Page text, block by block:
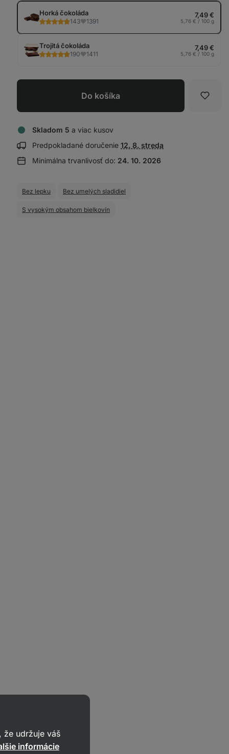
Horká čokoláda
143 1391
7,49 €
5,76 € / 100 g
Trojitá čokoláda
190 1411
7,49 €
5,76 € / 100 g
Do košíka
Skladom 5 a viac kusov
Predpokladané doručenie Zobraziť
o doručení:
12. 8. streda
Minimálna trvanlivosť do: 24. 10. 2026
Bez lepku Bez umelých sladidiel
S vysokým obsahom bielkovín
že udržuje váš
informácie